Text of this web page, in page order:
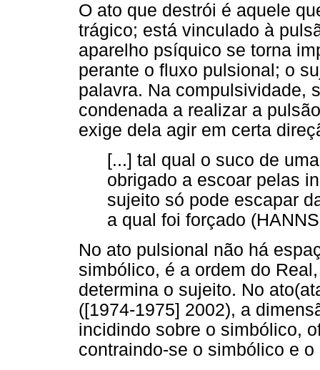
O ato que destrói é aquele
trágico; está vinculado à
aparelho psíquico se torna
perante o fluxo pulsional; o
palavra. Na compulsividade,
condenada a realizar a
exige dela agir em certa
[...] tal qual o suco de
obrigado a escoar pelas
sujeito só pode escapar
a qual foi forçado
No ato pulsional não há
simbólico, é a ordem do
determina o sujeito. No
([1974-1975] 2002), a
incidindo sobre o simbólico,
contraindo-se o simbólico e o